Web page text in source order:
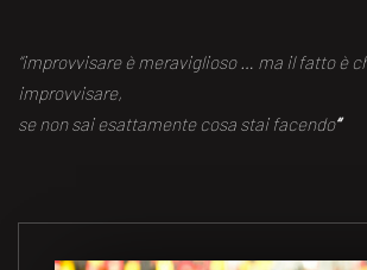
“improvvisare è meraviglioso … ma il fatto è
improvvisare,
se non sai esattamente cosa stai facendo“